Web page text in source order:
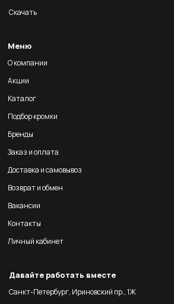
Скачать
Меню
О компании
Акции
Каталог
Подбор кромки
Бренды
Заказ и оплата
Доставка и самовывоз
Возврат и обмен
Вакансии
Контакты
Личный кабинет
Давайте работать вместе
Санкт-Петербург, Ириновский пр., 1Ж